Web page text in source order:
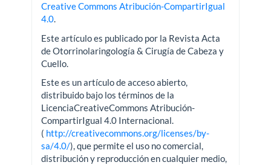
Creative Commons Atribución-CompartirIgual
4.0.
Este artículo es publicado por la Revista Acta
de Otorrinolaringología & Cirugía de Cabeza y
Cuello.
Este es un artículo de acceso abierto,
distribuido bajo los términos de la
LicenciaCreativeCommons Atribución-
CompartirIgual 4.0 Internacional.
( http://creativecommons.org/licenses/by-
sa/4.0/), que permite el uso no comercial,
distribución y reproducción en cualquier medio,